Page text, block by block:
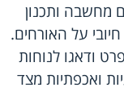
מחשבה ותכנון
על האורחים.
ודאגו לנוחות
ואכפתיות מצד